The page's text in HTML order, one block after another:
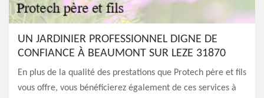
UN JARDINIER PROFESSIONNEL DIGNE DE
CONFIANCE À BEAUMONT SUR LEZE 31870
En plus de la qualité des prestations que Protech père et fils
vous offre, vous bénéficierez également de ces services à